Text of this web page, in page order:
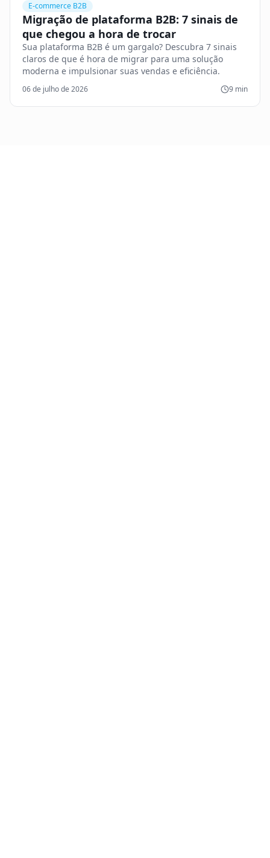
E-commerce B2B
Migração de plataforma B2B: 7 sinais de
que chegou a hora de trocar
Sua plataforma B2B é um gargalo? Descubra 7 sinais
claros de que é hora de migrar para uma solução
moderna e impulsionar suas vendas e eficiência.
06 de julho de 2026 9 min